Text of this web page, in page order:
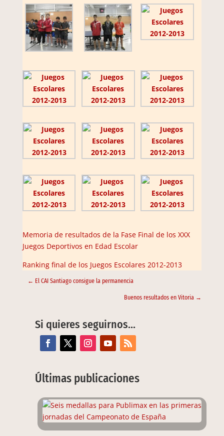
Memoria de resultados de la Fase Final de los XXX
Juegos Deportivos en Edad Escolar
Ranking final de los Juegos Escolares 2012-2013
← El CAI Santiago consigue la permanencia
Buenos resultados en Vitoria →
Si quieres seguirnos…
Últimas publicaciones